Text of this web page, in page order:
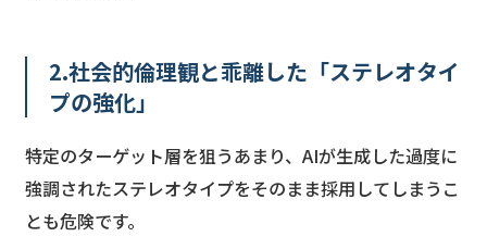
2.社会的倫理観と乖離した「ステレオタイ
プの強化」
特定のターゲット層を狙うあまり、AIが生成した過度に
強調されたステレオタイプをそのまま採用してしまうこ
とも危険です。